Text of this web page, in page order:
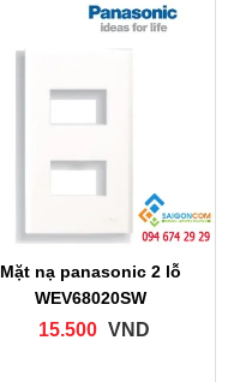
Mặt nạ panasonic 2 lỗ
WEV68020SW
15.500 VND